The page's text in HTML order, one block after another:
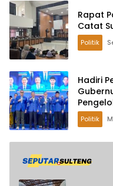
Rapat
Catat
Politik
Hadiri
Politik